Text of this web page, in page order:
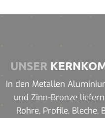
UNSER
In den Metallen
und Zinn-Bronze
Rohre, Profile, Bleche,